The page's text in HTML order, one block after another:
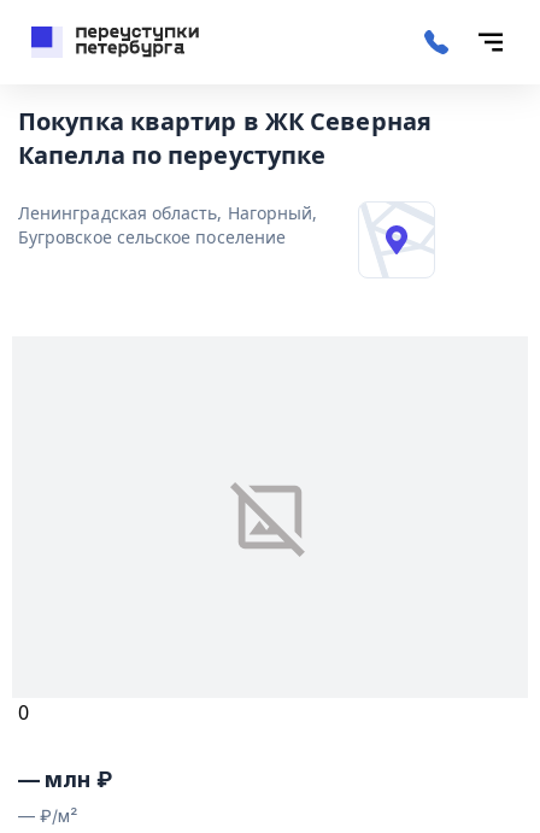
Покупка квартир в ЖК Северная
Капелла по переуступке
Ленинградская область, Нагорный,
Бугровское сельское поселение
0
— млн ₽
—₽/м²